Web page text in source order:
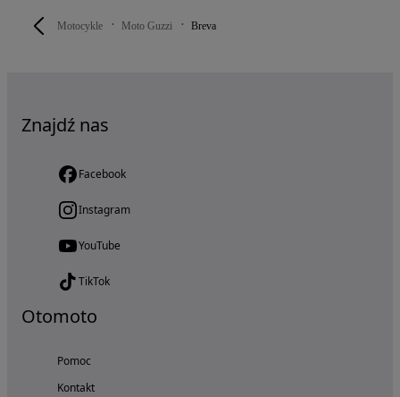
Motocykle Moto Guzzi Breva
Znajdź nas
Facebook
Instagram
YouTube
TikTok
Otomoto
Pomoc
Kontakt